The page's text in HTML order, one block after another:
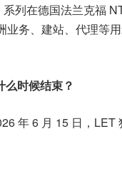
列在德国法兰克福
业务、建站、代理等
么时候结束？
年 6 月 15 日，LET